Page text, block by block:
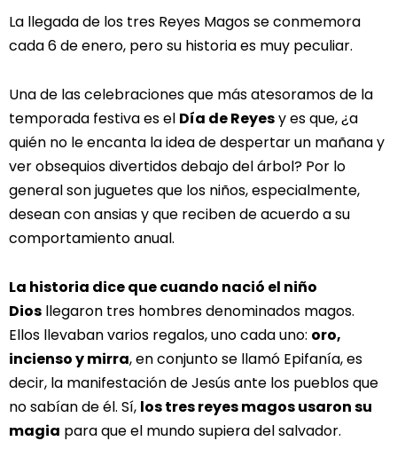
La llegada de los tres Reyes Magos se conmemora
cada 6 de enero, pero su historia es muy peculiar.
Una de las celebraciones que más atesoramos de la
temporada festiva es el Día de Reyesy es que, ¿a
quién no le encanta la idea de despertar un mañana y
ver obsequios divertidos debajo del árbol? Por lo
general son juguetes que los niños, especialmente,
desean con ansias y que reciben de acuerdo a su
comportamiento anual.
La historia dice que cuando nació el niño
Dios llegaron tres hombres denominados magos.
Ellos llevaban varios regalos, uno cada uno: oro,
incienso y mirra, en conjunto se llamó Epifanía, es
decir, la manifestación de Jesús ante los pueblos que
no sabían de él. Sí, los tres reyes magos usaron su
magia para que el mundo supiera del salvador.